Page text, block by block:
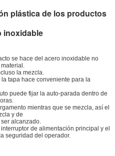
plástica de los productos
inoxidable
se hace del acero inoxidable no
la mezcla.
tapa hace conveniente para la
puede fijar la auto-parada dentro de
mientras que se mezcla, así el
y de
alcanzado.
de alimentación principal y el
seguridad del operador.